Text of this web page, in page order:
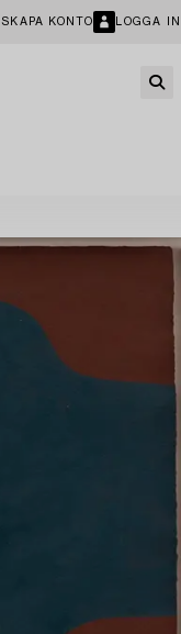
SKAPA KONTO LOGGA IN